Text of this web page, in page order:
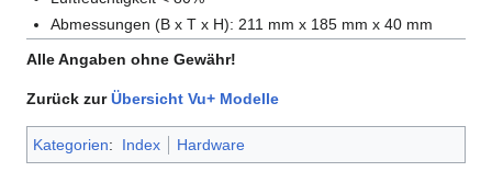
Abmessungen (B x T x H): 211 mm x 185 mm x 40 mm
Alle Angaben ohne Gewähr!
Zurück zurÜbersicht Vu+ Modelle
Kategorien: Index Hardware